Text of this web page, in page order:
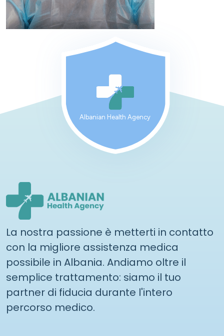
Albanian Health Agency
La nostra passione è metterti in contatto
con la migliore assistenza medica
possibile in Albania. Andiamo oltre il
semplice trattamento: siamo il tuo
partner di fiducia durante l'intero
percorso medico.